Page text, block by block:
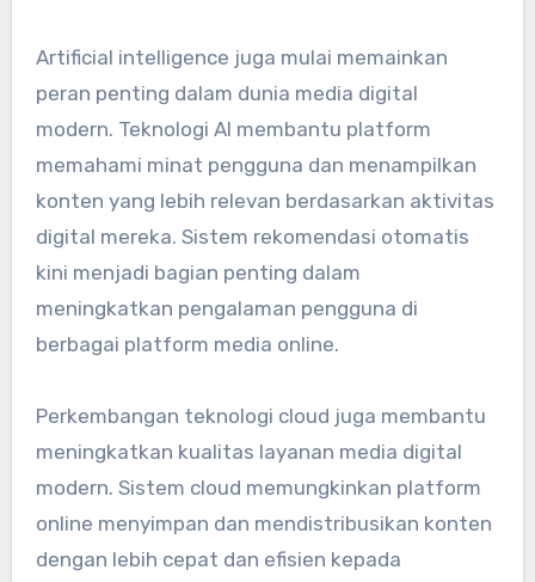
Artificial intelligence juga mulai memainkan
peran penting dalam dunia media digital
modern. Teknologi AI membantu platform
memahami minat pengguna dan menampilkan
konten yang lebih relevan berdasarkan aktivitas
digital mereka. Sistem rekomendasi otomatis
kini menjadi bagian penting dalam
meningkatkan pengalaman pengguna di
berbagai platform media online.
Perkembangan teknologi cloud juga membantu
meningkatkan kualitas layanan media digital
modern. Sistem cloud memungkinkan platform
online menyimpan dan mendistribusikan konten
dengan lebih cepat dan efisien kepada